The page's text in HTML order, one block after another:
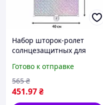
Набор шторок-ролет
солнцезащитных для
RolerProtect 3 шт 40 х 125
см Серебро
Готово к отправке
451.97₴
565 ₴